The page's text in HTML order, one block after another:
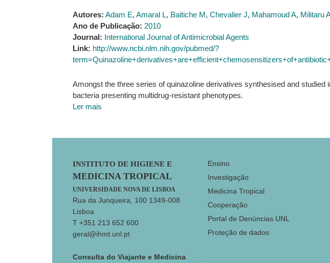
Autores: Adam E, Amaral L, Baitiche M, Chevalier J, Mahamoud A, Militaru
Ano de Publicação: 2010
Journal: International Journal of Antimicrobial Agents
Link: http://www.ncbi.nlm.nih.gov/pubmed/?
Amongst the three series of quinazoline derivatives synthesised and
bacteria presenting multidrug-resistant phenotypes.
Ler mais
Footer
INSTITUTO DE HIGIENE E
MEDICINA TROPICAL
UNIVERSIDADE NOVA DE LISBOA
Rua da Junqueira, 100 1349-008
Lisboa
T +351 213 652 600
geral@ihmt.unl.pt
Consulta do Viajante e Medicina
Ensino
Investigação
Medicina Tropical
Cooperação
Portal de Denúncias UNL
Proteção de dados